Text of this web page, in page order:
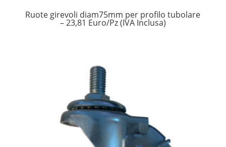
Ruote girevoli diam75mm per profilo tubolare
– 23,81 Euro/Pz (IVA Inclusa)